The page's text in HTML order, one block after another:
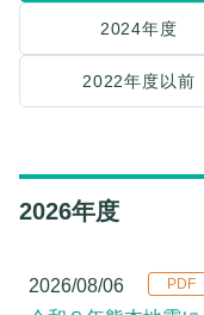
2024年度
2022年度以前
2026年度
2026/08/06